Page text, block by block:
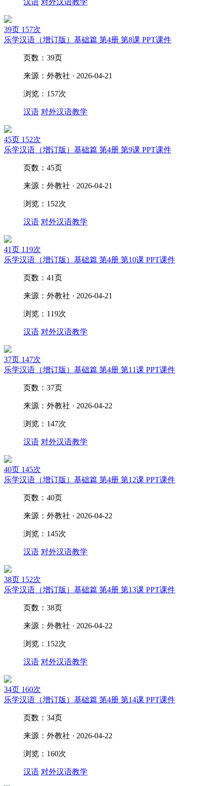
汉语 对外汉语教学
39页 157次
乐学汉语（增订版）基础篇 第4册 第8课 PPT课件
页数：39页
来源：外教社 · 2026-04-21
浏览：157次
汉语 对外汉语教学
45页 152次
乐学汉语（增订版）基础篇 第4册 第9课 PPT课件
页数：45页
来源：外教社 · 2026-04-21
浏览：152次
汉语 对外汉语教学
41页 119次
乐学汉语（增订版）基础篇 第4册 第10课 PPT课件
页数：41页
来源：外教社 · 2026-04-21
浏览：119次
汉语 对外汉语教学
37页 147次
乐学汉语（增订版）基础篇 第4册 第11课 PPT课件
页数：37页
来源：外教社 · 2026-04-22
浏览：147次
汉语 对外汉语教学
40页 145次
乐学汉语（增订版）基础篇 第4册 第12课 PPT课件
页数：40页
来源：外教社 · 2026-04-22
浏览：145次
汉语 对外汉语教学
38页 152次
乐学汉语（增订版）基础篇 第4册 第13课 PPT课件
页数：38页
来源：外教社 · 2026-04-22
浏览：152次
汉语 对外汉语教学
34页 160次
乐学汉语（增订版）基础篇 第4册 第14课 PPT课件
页数：34页
来源：外教社 · 2026-04-22
浏览：160次
汉语 对外汉语教学